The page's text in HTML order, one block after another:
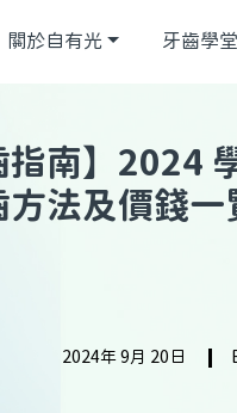
關於自有光 牙齒學堂
指南】2024
方法及價錢
2024年 9月 20日